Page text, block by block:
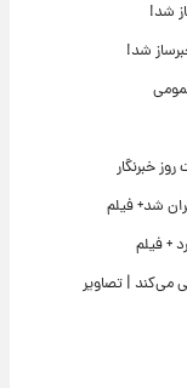
شد!
شد!
خبرنگار
شد+ فیلم
+ فیلم
می‌کند | تصاویر